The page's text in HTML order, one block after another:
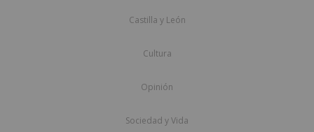
Castilla y León
Cultura
Opinión
Sociedad y Vida